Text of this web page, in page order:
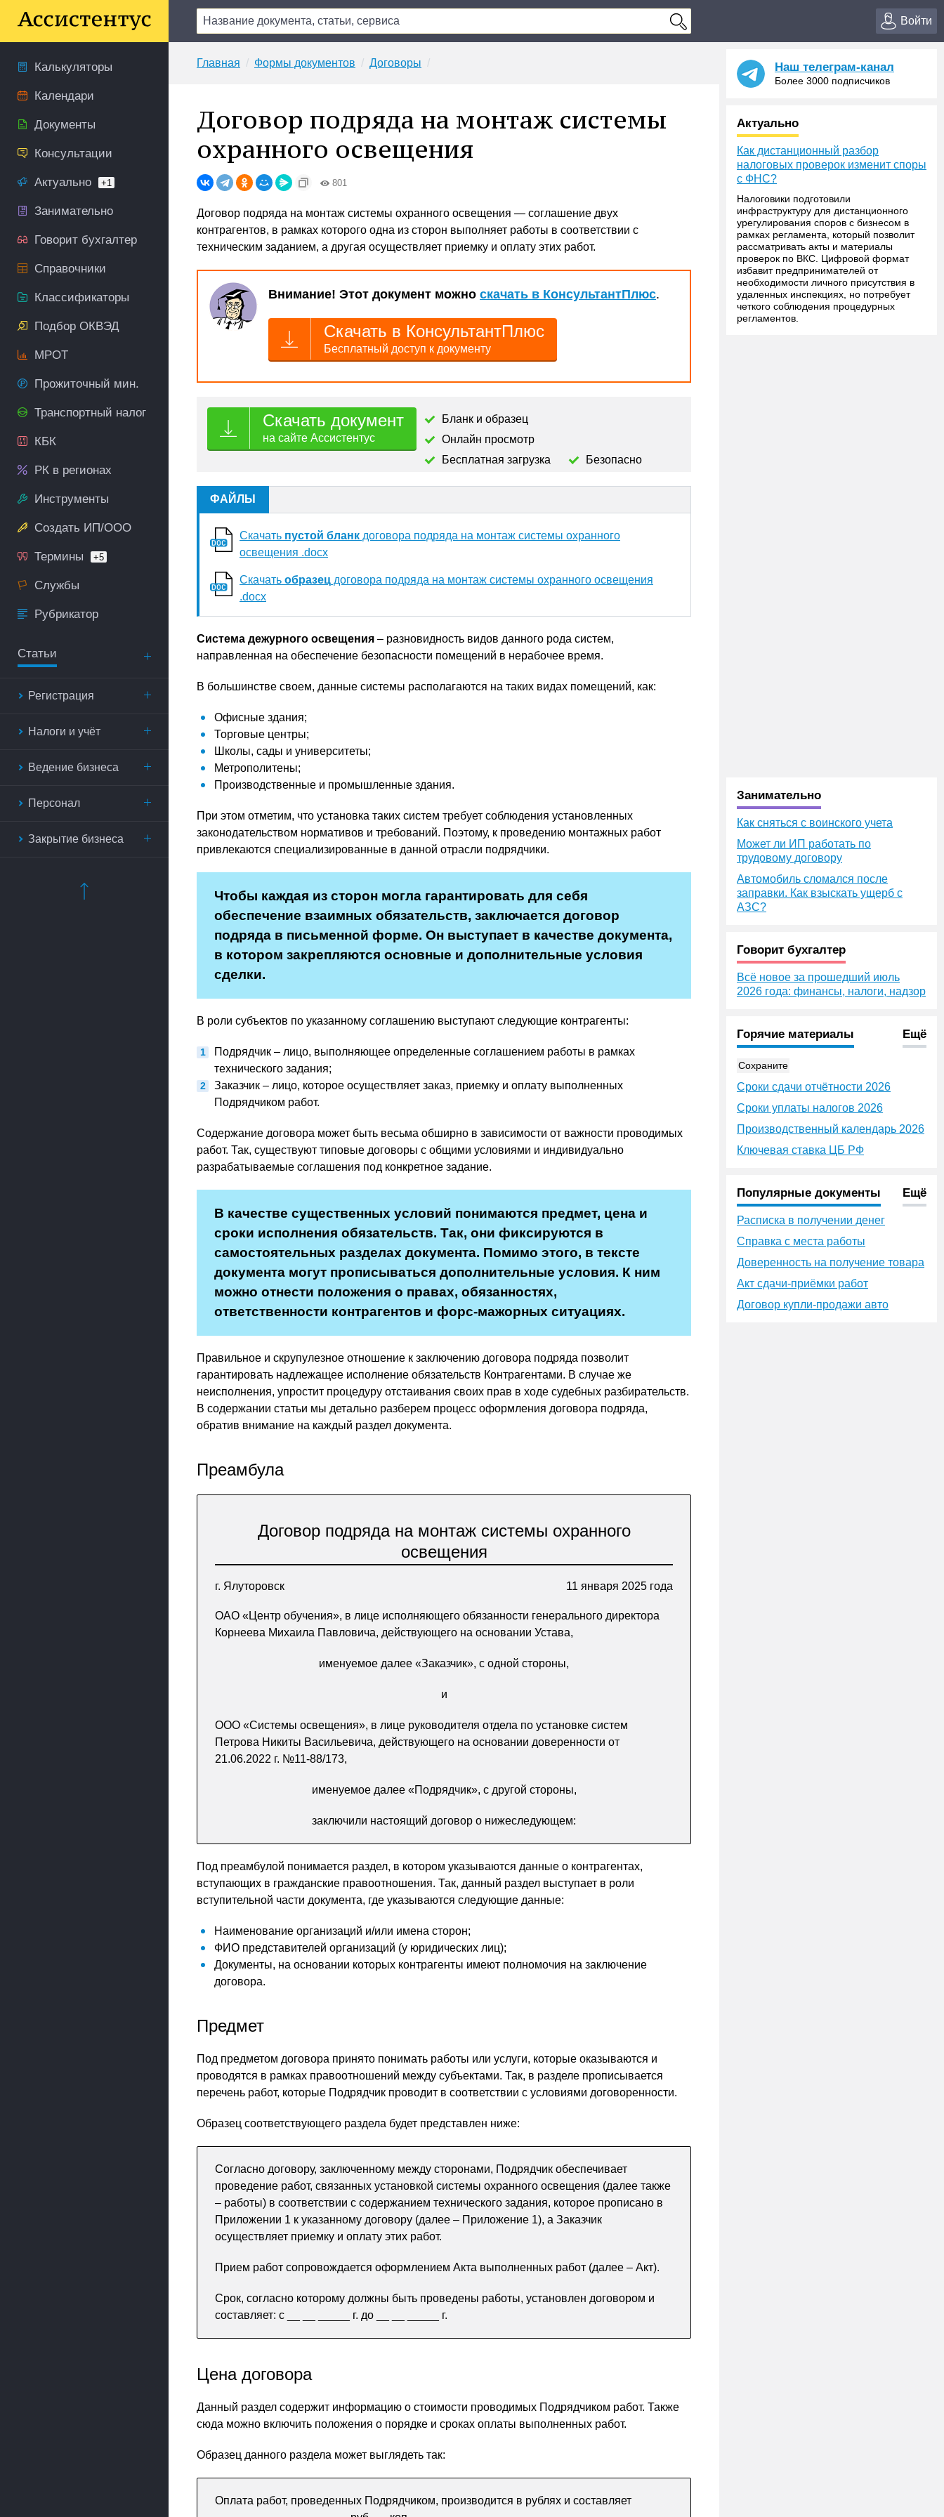
Войти
Калькуляторы
Календари
Документы
Консультации
Актуально +1
Занимательно
Говорит бухгалтер
Справочники
Классификаторы
Подбор ОКВЭД
МРОТ
Прожиточный мин.
Транспортный налог
КБК
РК в регионах
Инструменты
Создать ИП/ООО
Термины +5
Службы
Рубрикатор
Статьи
Регистрация
Налоги и учёт
Ведение бизнеса
Персонал
Закрытие бизнеса
Главная Формы документов Договоры
Договор подряда на монтаж системы
охранного освещения
801
Договор подряда на монтаж системы охранного освещения — соглашение двух
контрагентов, в рамках которого одна из сторон выполняет работы в соответствии с
техническим заданием, а другая осуществляет приемку и оплату этих работ.
Внимание! Этот документ можно скачать в КонсультантПлюс.
Скачать в КонсультантПлюс
Бесплатный доступ к документу
Скачать документ
на сайте Ассистентус
Бланк и образец
Онлайн просмотр
Бесплатная загрузка
Безопасно
ФАЙЛЫ
Скачать пустой бланк договора подряда на монтаж системы охранного
освещения .docx
Скачать образец договора подряда на монтаж системы охранного освещения
.docx
Система дежурного освещения – разновидность видов данного рода систем,
направленная на обеспечение безопасности помещений в нерабочее время.
В большинстве своем, данные системы располагаются на таких видах помещений, как:
Офисные здания;
Торговые центры;
Школы, сады и университеты;
Метрополитены;
Производственные и промышленные здания.
При этом отметим, что установка таких систем требует соблюдения установленных
законодательством нормативов и требований. Поэтому, к проведению монтажных работ
привлекаются специализированные в данной отрасли подрядчики.
Чтобы каждая из сторон могла гарантировать для себя
обеспечение взаимных обязательств, заключается договор
подряда в письменной форме. Он выступает в качестве документа,
в котором закрепляются основные и дополнительные условия
сделки.
В роли субъектов по указанному соглашению выступают следующие контрагенты:
Подрядчик – лицо, выполняющее определенные соглашением работы в рамках
технического задания;
Заказчик – лицо, которое осуществляет заказ, приемку и оплату выполненных
Подрядчиком работ.
Содержание договора может быть весьма обширно в зависимости от важности проводимых
работ. Так, существуют типовые договоры с общими условиями и индивидуально
разрабатываемые соглашения под конкретное задание.
В качестве существенных условий понимаются предмет, цена и
сроки исполнения обязательств. Так, они фиксируются в
самостоятельных разделах документа. Помимо этого, в тексте
документа могут прописываться дополнительные условия. К ним
можно отнести положения о правах, обязанностях,
ответственности контрагентов и форс-мажорных ситуациях.
Правильное и скрупулезное отношение к заключению договора подряда позволит
гарантировать надлежащее исполнение обязательств Контрагентами. В случае же
неисполнения, упростит процедуру отстаивания своих прав в ходе судебных разбирательств.
В содержании статьи мы детально разберем процесс оформления договора подряда,
обратив внимание на каждый раздел документа.
Преамбула
Договор подряда на монтаж системы охранного
освещения
г. Ялуторовск 11 января 2025 года
ОАО «Центр обучения», в лице исполняющего обязанности генерального директора
Корнеева Михаила Павловича, действующего на основании Устава,
именуемое далее «Заказчик», с одной стороны,
и
ООО «Системы освещения», в лице руководителя отдела по установке систем
Петрова Никиты Васильевича, действующего на основании доверенности от
21.06.2022 г. №11-88/173,
именуемое далее «Подрядчик», с другой стороны,
заключили настоящий договор о нижеследующем:
Под преамбулой понимается раздел, в котором указываются данные о контрагентах,
вступающих в гражданские правоотношения. Так, данный раздел выступает в роли
вступительной части документа, где указываются следующие данные:
Наименование организаций и/или имена сторон;
ФИО представителей организаций (у юридических лиц);
Документы, на основании которых контрагенты имеют полномочия на заключение
договора.
Предмет
Под предметом договора принято понимать работы или услуги, которые оказываются и
проводятся в рамках правоотношений между субъектами. Так, в разделе прописывается
перечень работ, которые Подрядчик проводит в соответствии с условиями договоренности.
Образец соответствующего раздела будет представлен ниже:
Согласно договору, заключенному между сторонами, Подрядчик обеспечивает
проведение работ, связанных установкой системы охранного освещения (далее также
– работы) в соответствии с содержанием технического задания, которое прописано в
Приложении 1 к указанному договору (далее – Приложение 1), а Заказчик
осуществляет приемку и оплату этих работ.
Прием работ сопровождается оформлением Акта выполненных работ (далее – Акт).
Срок, согласно которому должны быть проведены работы, установлен договором и
составляет: с __ __ _____ г. до __ __ _____ г.
Цена договора
Данный раздел содержит информацию о стоимости проводимых Подрядчиком работ. Также
сюда можно включить положения о порядке и сроках оплаты выполненных работ.
Образец данного раздела может выглядеть так:
Оплата работ, проведенных Подрядчиком, производится в рублях и составляет
Наш телеграм-канал
Более 3000 подписчиков
Актуально
Как дистанционный разбор
налоговых проверок изменит споры
с ФНС?
Налоговики подготовили
инфраструктуру для дистанционного
урегулирования споров с бизнесом в
рамках регламента, который позволит
рассматривать акты и материалы
проверок по ВКС. Цифровой формат
избавит предпринимателей от
необходимости личного присутствия в
удаленных инспекциях, но потребует
четкого соблюдения процедурных
регламентов.
Занимательно
Как сняться с воинского учета
Может ли ИП работать по
трудовому договору
Автомобиль сломался после
заправки. Как взыскать ущерб с
АЗС?
Говорит бухгалтер
Всё новое за прошедший июль
2026 года: финансы, налоги, надзор
Горячие материалы Ещё
Сохраните
Сроки сдачи отчётности 2026
Сроки уплаты налогов 2026
Производственный календарь 2026
Ключевая ставка ЦБ РФ
Популярные документы Ещё
Расписка в получении денег
Справка с места работы
Доверенность на получение товара
Акт сдачи-приёмки работ
Договор купли-продажи авто